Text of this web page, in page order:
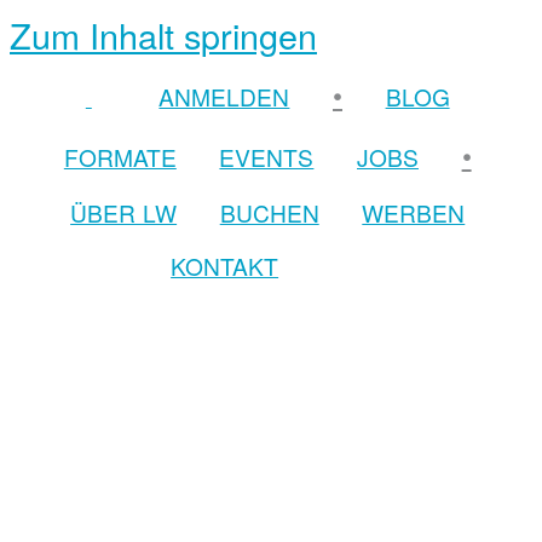
Zum Inhalt springen
ANMELDEN •
BLOG
FORMATE
EVENTS JOBS •
ÜBER LW BUCHEN
WERBEN
KONTAKT